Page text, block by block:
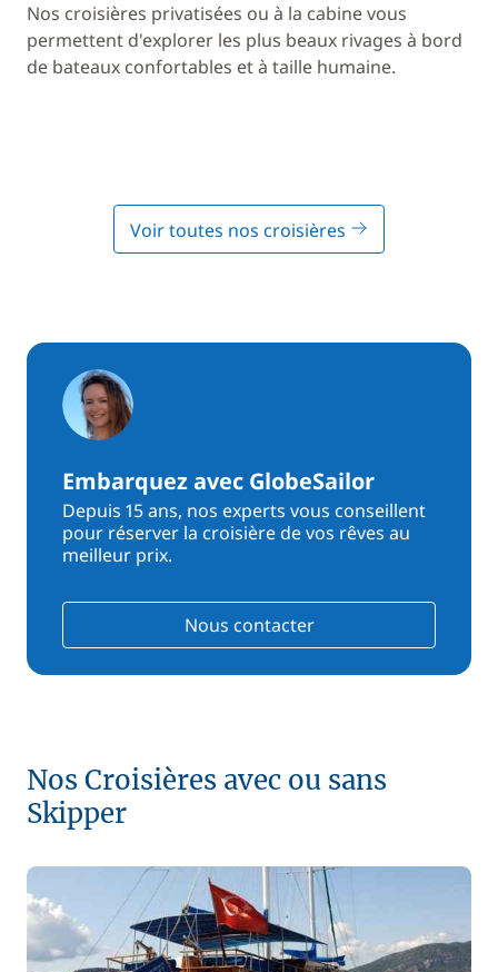
Nos croisières privatisées ou à la cabine vous
permettent d'explorer les plus beaux rivages à bord
de bateaux confortables et à taille humaine.
Voir toutes nos croisières
Embarquez avec GlobeSailor
Depuis 15 ans, nos experts vous conseillent
pour réserver la croisière de vos rêves au
meilleur prix.
Nous contacter
Nos Croisières avec ou sans
Skipper